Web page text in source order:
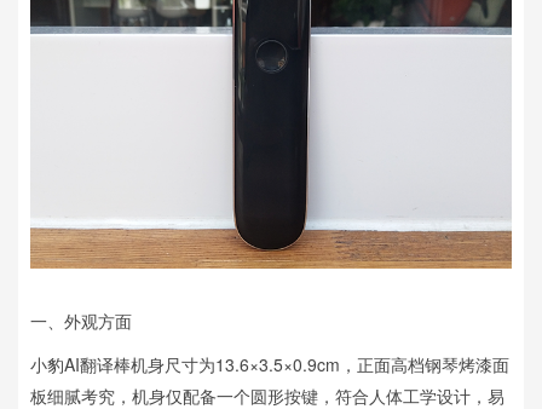
一、外观方面
小豹AI翻译棒机身尺寸为13.6×3.5×0.9cm，正面高档钢琴烤漆面
板细腻考究，机身仅配备一个圆形按键，符合人体工学设计，易